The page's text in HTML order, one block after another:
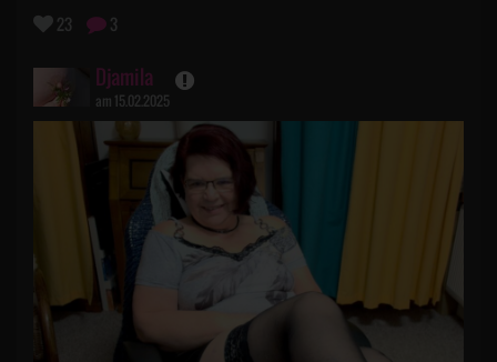
23 3
Djamila
am 15.02.2025